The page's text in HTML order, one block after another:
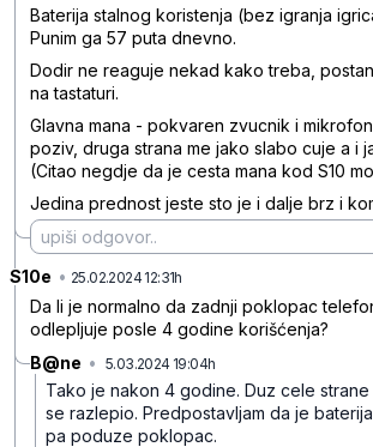
Baterija stalnog koristenja (bez igranja
Punim ga 57 puta dnevno.
Dodir ne reaguje nekad kako treba,
na tastaturi.
Glavna mana - pokvaren zvucnik i
poziv, druga strana me jako slabo cuje a i
(Citao negdje da je cesta mana kod S10
Jedina prednost jeste sto je i dalje brz i
S10e • 25.02.2024 12:31h
Da li je normalno da zadnji poklopac
odlepljuje posle 4 godine korišćenja?
B@ne • 5.03.2024 19:04h
Tako je nakon 4 godine. Duz cele
se razlepio. Predpostavljam da je
pa poduze poklopac.